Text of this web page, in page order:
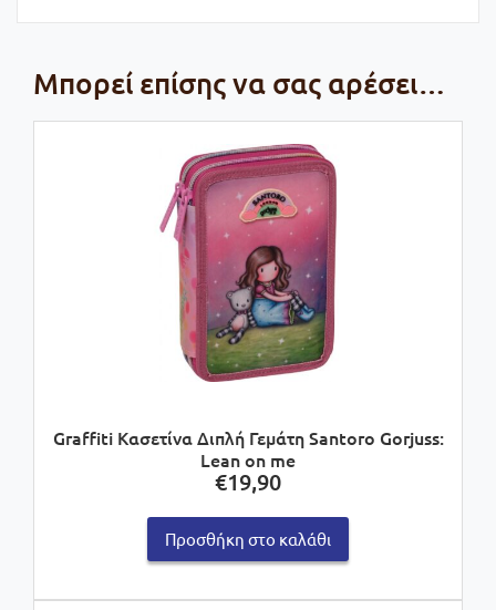
Μπορεί επίσης να σας αρέσει…
Graffiti Κασετίνα Διπλή Γεμάτη Santoro Gorjuss:
Lean on me
€19,90
Προσθήκη στο καλάθι